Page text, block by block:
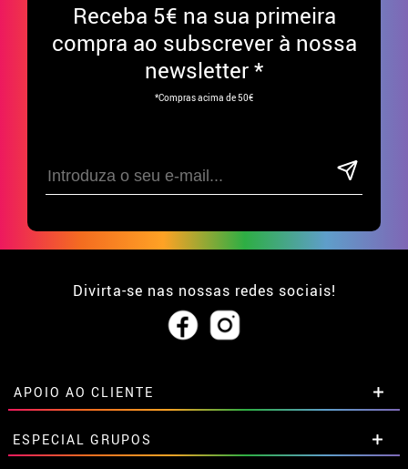
Receba 5€ na sua primeira
compra ao subscrever à nossa
newsletter *
*Compras acima de 50€
Divirta-se nas nossas redes sociais!
APOIO AO CLIENTE
• Sobre nós
• Condições de venda
ESPECIAL GRUPOS